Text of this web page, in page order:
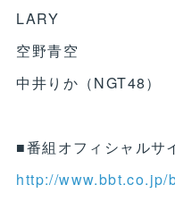
LARY
空野青空
中井りか（NGT48）
■番組オフィシャルサ
http://www.bbt.co.jp/